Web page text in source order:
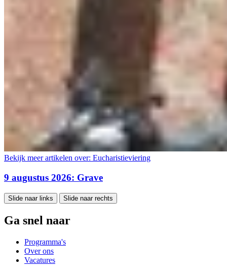
Bekijk meer artikelen over: Eucharistieviering
9 augustus 2026: Grave
Slide naar links Slide naar rechts
Ga snel naar
Programma's
Over ons
Vacatures